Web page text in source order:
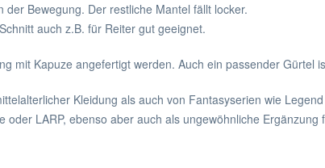
der Bewegung. Der restliche Mantel fällt locker.
auch z.B. für Reiter gut geeignet.
mit Kapuze angefertigt werden. Auch ein passender Gürtel
Kleidung als auch von Fantasyserien wie
oder LARP, ebenso aber auch als ungewöhnliche